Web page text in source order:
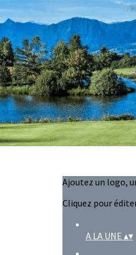
Exporter les lignes
Exporter toutes les colonnes
Exporter uniquement les
Menu
?>
Images de la
Cliquez pour
Ajoutez un logo,
Cliquez pour
A LA UNE ▴▾